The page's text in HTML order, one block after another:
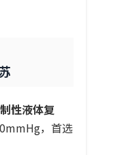
性液体复
，首选